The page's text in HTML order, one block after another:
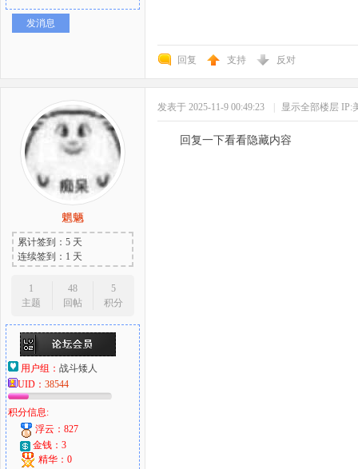
发消息
回复 支持 反对
魍魉
累计签到：5 天
连续签到：1 天
1
主题
48
回帖
5
积分
用户组： 战斗矮人
UID： 38544
积分信息:
浮云：827
金钱：3
精华：0
发表于 2025-11-9 00:49:23 显示全部楼层 IP:
回复一下看看隐藏内容